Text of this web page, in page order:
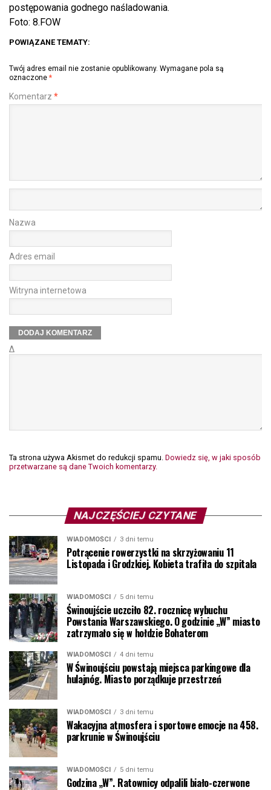
postępowania godnego naśladowania.
Foto: 8.FOW
POWIĄZANE TEMATY:
Twój adres email nie zostanie opublikowany. Wymagane pola są
oznaczone *
Komentarz *
Nazwa
Adres email
Witryna internetowa
Δ
Ta strona używa Akismet do redukcji spamu. Dowiedz się, w jaki sposób
przetwarzane są dane Twoich komentarzy.
NAJCZĘŚCIEJ CZYTANE
WIADOMOŚCI 3 dni temu
Potrącenie rowerzystki na skrzyżowaniu 11
Listopada i Grodzkiej. Kobieta trafiła do szpitala
WIADOMOŚCI 5 dni temu
Świnoujście uczciło 82. rocznicę wybuchu
Powstania Warszawskiego. O godzinie „W” miasto
zatrzymało się w hołdzie Bohaterom
WIADOMOŚCI 4 dni temu
W Świnoujściu powstają miejsca parkingowe dla
hulajnóg. Miasto porządkuje przestrzeń
WIADOMOŚCI 3 dni temu
Wakacyjna atmosfera i sportowe emocje na 458.
parkrunie w Świnoujściu
WIADOMOŚCI 5 dni temu
Godzina „W”. Ratownicy odpalili biało-czerwone